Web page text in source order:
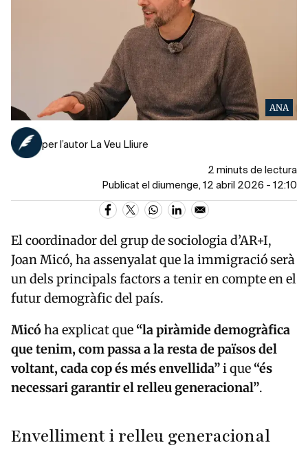
ANA
per l’autor La Veu Lliure
2 minuts de lectura
Publicat el diumenge, 12 abril 2026 - 12:10
El coordinador del grup de sociologia d’AR+I,
Joan Micó, ha assenyalat que la immigració serà
un dels principals factors a tenir en compte en el
futur demogràfic del país.
Micóha explicat que “la piràmide demogràfica
que tenim, com passa a la resta de països del
voltant, cada cop és més envellida”i que “és
necessari garantir el relleu generacional”.
Envelliment i relleu generacional